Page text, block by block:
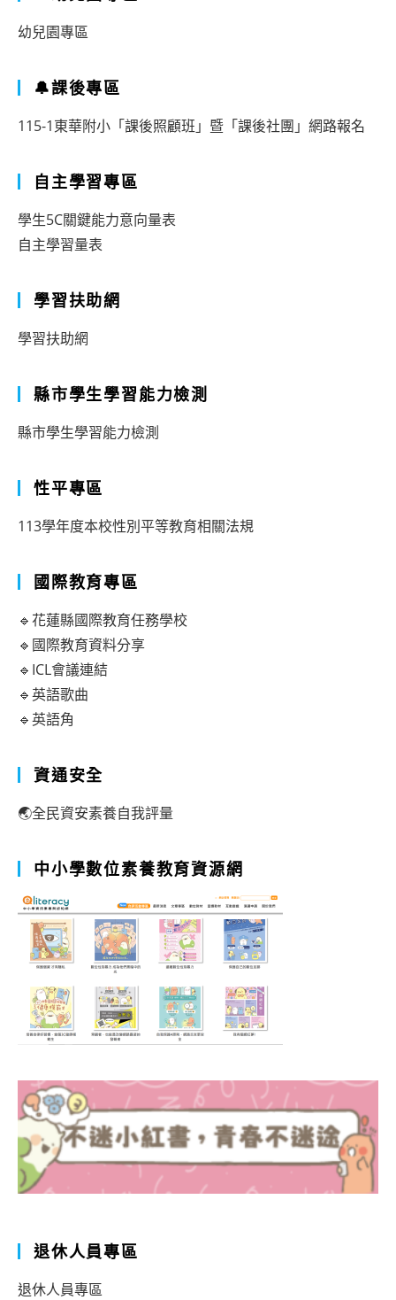
幼兒園專區
🔔課後專區
115-1東華附小「課後照顧班」暨「課後社團」網路報名
自主學習專區
學生5C關鍵能力意向量表
自主學習量表
學習扶助網
學習扶助網
縣市學生學習能力檢測
縣市學生學習能力檢測
性平專區
113學年度本校性別平等教育相關法規
國際教育專區
🔹花蓮縣國際教育任務學校
🔹國際教育資料分享
🔹ICL會議連結
🔹英語歌曲
🔹英語角
資通安全
🌏全民資安素養自我評量
中小學數位素養教育資源網
退休人員專區
退休人員專區